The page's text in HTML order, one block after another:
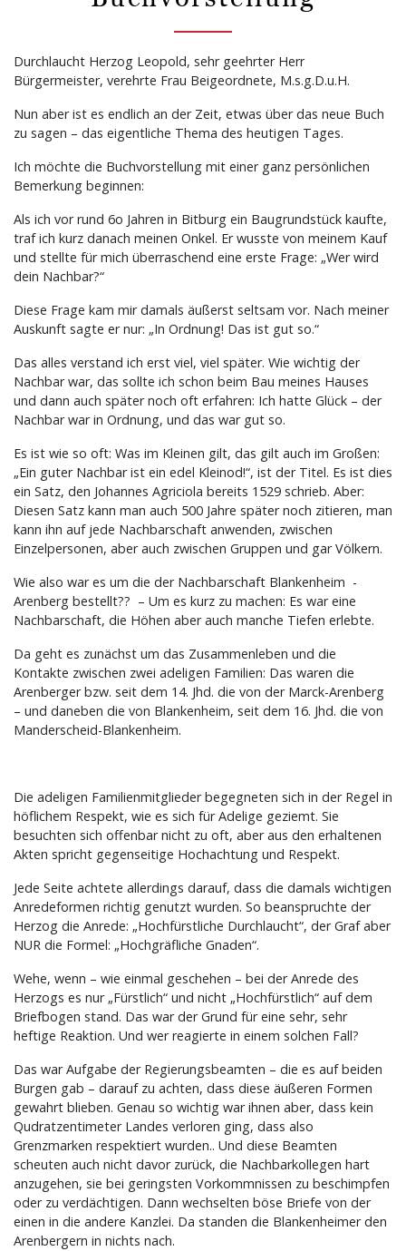
Durchlaucht Herzog Leopold, sehr geehrter Herr
Bürgermeister, verehrte Frau Beigeordnete, M.s.g.D.u.H.
Nun aber ist es endlich an der Zeit, etwas über das neue Buch
zu sagen – das eigentliche Thema des heutigen Tages.
Ich möchte die Buchvorstellung mit einer ganz persönlichen
Bemerkung beginnen:
Als ich vor rund 6o Jahren in Bitburg ein Baugrundstück kaufte,
traf ich kurz danach meinen Onkel. Er wusste von meinem Kauf
und stellte für mich überraschend eine erste Frage: „Wer wird
dein Nachbar?“
Diese Frage kam mir damals äußerst seltsam vor. Nach meiner
Auskunft sagte er nur: „In Ordnung! Das ist gut so.“
Das alles verstand ich erst viel, viel später. Wie wichtig der
Nachbar war, das sollte ich schon beim Bau meines Hauses
und dann auch später noch oft erfahren: Ich hatte Glück – der
Nachbar war in Ordnung, und das war gut so.
Es ist wie so oft: Was im Kleinen gilt, das gilt auch im Großen:
„Ein guter Nachbar ist ein edel Kleinod!“, ist der Titel. Es ist dies
ein Satz, den Johannes Agriciola bereits 1529 schrieb. Aber:
Diesen Satz kann man auch 500 Jahre später noch zitieren, man
kann ihn auf jede Nachbarschaft anwenden, zwischen
Einzelpersonen, aber auch zwischen Gruppen und gar Völkern.
Wie also war es um die der Nachbarschaft Blankenheim -
Arenberg bestellt?? – Um es kurz zu machen: Es war eine
Nachbarschaft, die Höhen aber auch manche Tiefen erlebte.
Da geht es zunächst um das Zusammenleben und die
Kontakte zwischen zwei adeligen Familien: Das waren die
Arenberger bzw. seit dem 14. Jhd. die von der Marck-Arenberg
– und daneben die von Blankenheim, seit dem 16. Jhd. die von
Manderscheid-Blankenheim.
Die adeligen Familienmitglieder begegneten sich in der Regel in
höflichem Respekt, wie es sich für Adelige geziemt. Sie
besuchten sich offenbar nicht zu oft, aber aus den erhaltenen
Akten spricht gegenseitige Hochachtung und Respekt.
Jede Seite achtete allerdings darauf, dass die damals wichtigen
Anredeformen richtig genutzt wurden. So beanspruchte der
Herzog die Anrede: „Hochfürstliche Durchlaucht“, der Graf aber
NUR die Formel: „Hochgräfliche Gnaden“.
Wehe, wenn – wie einmal geschehen – bei der Anrede des
Herzogs es nur „Fürstlich“ und nicht „Hochfürstlich“ auf dem
Briefbogen stand. Das war der Grund für eine sehr, sehr
heftige Reaktion. Und wer reagierte in einem solchen Fall?
Das war Aufgabe der Regierungsbeamten – die es auf beiden
Burgen gab – darauf zu achten, dass diese äußeren Formen
gewahrt blieben. Genau so wichtig war ihnen aber, dass kein
Qudratzentimeter Landes verloren ging, dass also
Grenzmarken respektiert wurden.. Und diese Beamten
scheuten auch nicht davor zurück, die Nachbarkollegen hart
anzugehen, sie bei geringsten Vorkommnissen zu beschimpfen
oder zu verdächtigen. Dann wechselten böse Briefe von der
einen in die andere Kanzlei. Da standen die Blankenheimer den
Arenbergern in nichts nach.